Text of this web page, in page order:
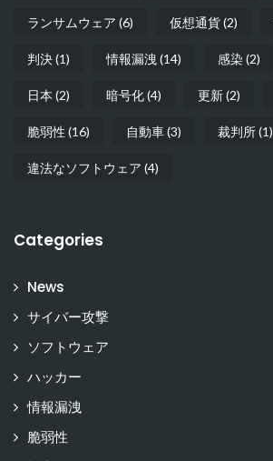
ランサムウェア (6) 仮想通貨(2)
判決(1) 情報漏洩 (14) 感染 (2)
日本 (2) 暗号化(4) 更新(2)
脆弱性 (16) 自動車(3) 裁判所(1)
違法なソフトウェア (4)
Categories
News
サイバー攻撃
ソフトウェア
ハッカー
情報漏洩
脆弱性